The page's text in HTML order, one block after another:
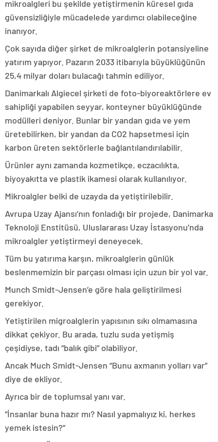
mikroalgleri bu şekilde yetiştirmenin küresel gıda
güvensizliğiyle mücadelede yardımcı olabileceğine
inanıyor.
Çok sayıda diğer şirket de mikroalglerin potansiyeline
yatırım yapıyor. Pazarın 2033 itibarıyla büyüklüğünün
25,4 milyar doları bulacağı tahmin ediliyor.
Danimarkalı Algiecel şirketi de foto-biyoreaktörlere ev
sahipliği yapabilen seyyar, konteyner büyüklüğünde
modülleri deniyor. Bunlar bir yandan gıda ve yem
üretebilirken, bir yandan da CO2 hapsetmesi için
karbon üreten sektörlerle bağlantılandırılabilir.
Ürünler aynı zamanda kozmetikçe, eczacılıkta,
biyoyakıtta ve plastik ikamesi olarak kullanılıyor.
Mikroalgler belki de uzayda da yetiştirilebilir.
Avrupa Uzay Ajansı’nın fonladığı bir projede, Danimarka
Teknoloji Enstitüsü, Uluslararası Uzay İstasyonu’nda
mikroalgler yetiştirmeyi deneyecek.
Tüm bu yatırıma karşın, mikroalglerin günlük
beslenmemizin bir parçası olması için uzun bir yol var.
Munch Smidt-Jensen’e göre hala geliştirilmesi
gerekiyor.
Yetiştirilen migroalglerin yapısının sıkı olmamasına
dikkat çekiyor. Bu arada, tuzlu suda yetişmiş
çeşidiyse, tadı “balık gibi” olabiliyor.
Ancak Much Smidt-Jensen “Bunu axmanın yolları var”
diye de ekliyor.
Ayrıca bir de toplumsal yanı var.
“İnsanlar buna hazır mı? Nasıl yapmalıyız ki, herkes
yemek istesin?”